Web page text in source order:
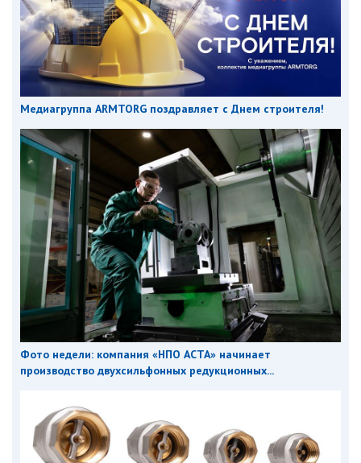
Медиагруппа ARMTORG поздравляет с Днем строителя!
Фото недели: компания «НПО АСТА» начинает
производство двухсильфонных редукционных...